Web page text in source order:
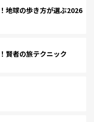
地球の歩き方が選ぶ2026
賢者の旅テクニック